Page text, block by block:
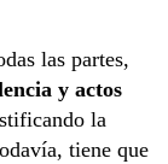
las partes,
y actos
la
tiene que